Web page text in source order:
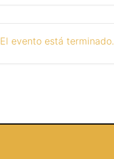
El evento está terminado.